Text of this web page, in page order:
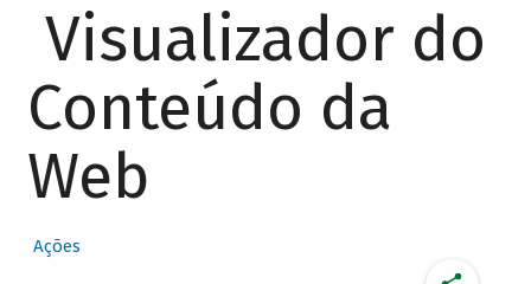
Visualizador do
Conteúdo da
Web
Ações